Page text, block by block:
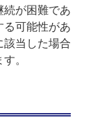
続が困難であ
る可能性があ
該当した場合
。